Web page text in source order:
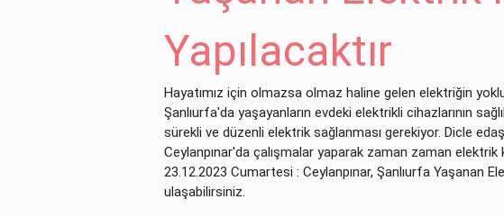
Yapılacaktır
Hayatımız için olmazsa olmaz haline gelen elektriğin
Şanlıurfa'da yaşayanların evdeki elektrikli cihazlarının
sürekli ve düzenli elektrik sağlanması gerekiyor. Dicle
Ceylanpınar'da çalışmalar yaparak zaman zaman
23.12.2023 Cumartesi : Ceylanpınar, Şanlıurfa Yaşanan
ulaşabilirsiniz.